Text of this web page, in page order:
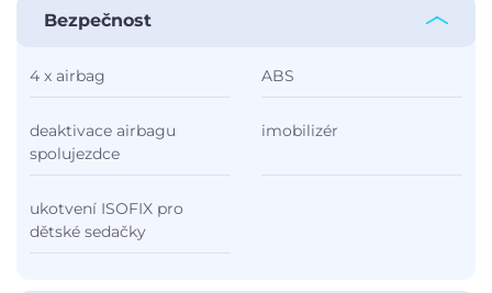
Bezpečnost
4 x airbag ABS
deaktivace airbagu
spolujezdce
imobilizér
ukotvení ISOFIX pro
dětské sedačky